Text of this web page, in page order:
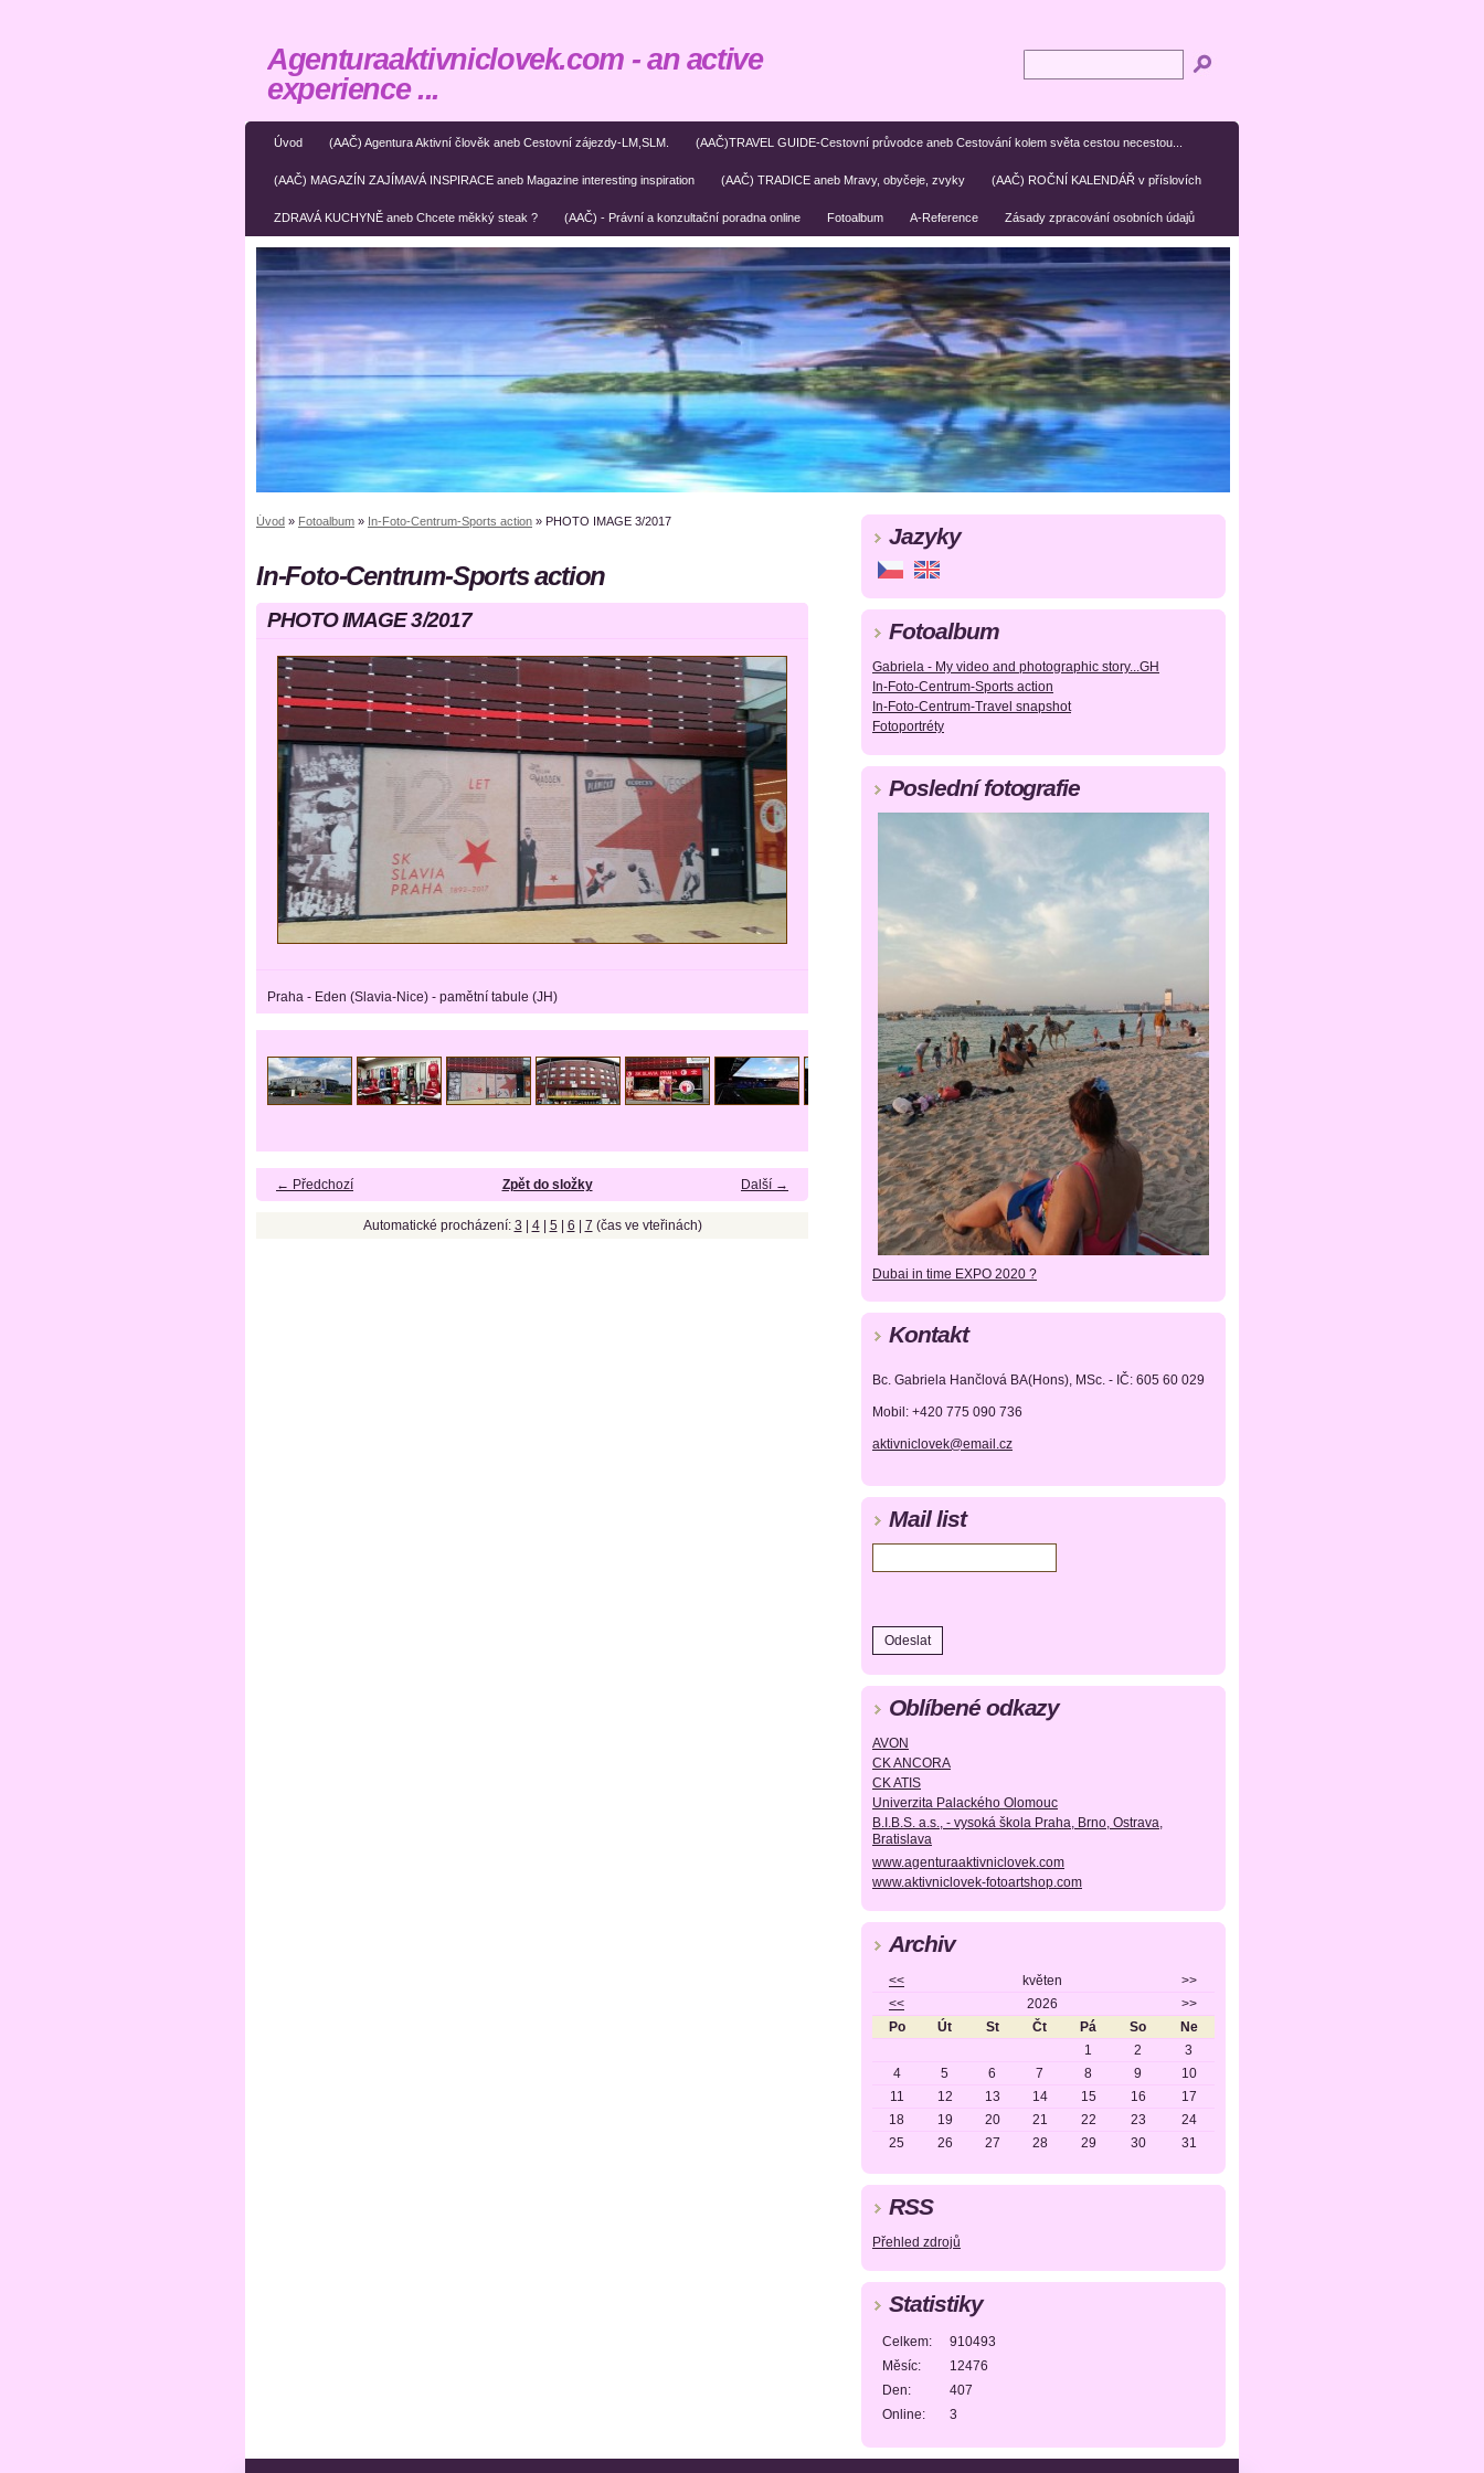
Úvod (AAČ) Agentura Aktivní člověk aneb Cestovní zájezdy-LM,SLM. (AAČ)TRAVEL GUIDE-Cestovní průvodce aneb Cestování kolem světa cestou necestou...
(AAČ) MAGAZÍN ZAJÍMAVÁ INSPIRACE aneb Magazine interesting inspiration (AAČ) TRADICE aneb Mravy, obyčeje, zvyky (AAČ) ROČNÍ KALENDÁŘ v příslovích
ZDRAVÁ KUCHYNĚ aneb Chcete měkký steak ? (AAČ) - Právní a konzultační poradna online Fotoalbum A-Reference Zásady zpracování osobních údajů
Agenturaaktivniclovek.com - an active
experience ...
Úvod » Fotoalbum » In-Foto-Centrum-Sports action » PHOTO IMAGE 3/2017
In-Foto-Centrum-Sports action
PHOTO IMAGE 3/2017
Praha - Eden (Slavia-Nice) - pamětní tabule (JH)
← Předchozí Další →
Zpět do složky
Automatické procházení: 3 4| 5| 6 7 (čas ve vteřinách)
Jazyky
Fotoalbum
Gabriela - My video and photographic story...GH
In-Foto-Centrum-Sports action
In-Foto-Centrum-Travel snapshot
Fotoportréty
Poslední fotografie
Dubai in time EXPO 2020 ?
Kontakt
Bc. Gabriela Hančlová BA(Hons), MSc. - IČ: 605 60 029
Mobil: +420 775 090 736
aktivniclovek@email.cz
Mail list
Oblíbené odkazy
AVON
CK ANCORA
CK ATIS
Univerzita Palackého Olomouc
B.I.B.S. a.s., - vysoká škola Praha, Brno, Ostrava,
Bratislava
www.agenturaaktivniclovek.com
www.aktivniclovek-fotoartshop.com
Archiv
<< květen
>>
<<
2026
>>
Po
Út St Čt Pá So
Ne
1
2
3
4
5 6 7 8 9
10
11
12 13 14 15 16
17
18
19 20 21 22 23
24
25
26 27 28 29 30 31
RSS
Přehled zdrojů
Statistiky
Online: 3
Celkem:
910493
Měsíc:
12476
Den:
407